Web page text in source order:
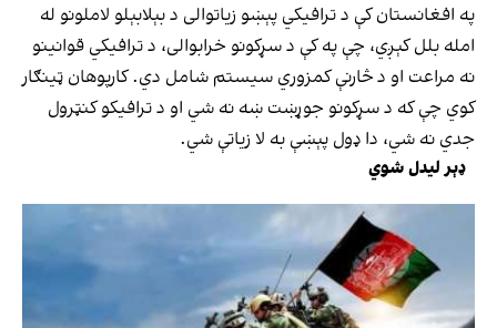
په افغانستان کې د ترافیکي پېښو زیاتوالی د بېلابېلو لاملونو له
امله بلل کېږي، چې په کې د سړکونو خرابوالی، د ترافیکي قوانینو
نه مراعت او د څارنې کمزوري سیستم شامل دي. کارپوهان ټینګار
کوي چې که د سړکونو جوړښت ښه نه شي او د ترافیکو کنټرول
جدي نه شي، دا ډول پېښې به لا زیاتې شي.
ډېر لیدل شوي